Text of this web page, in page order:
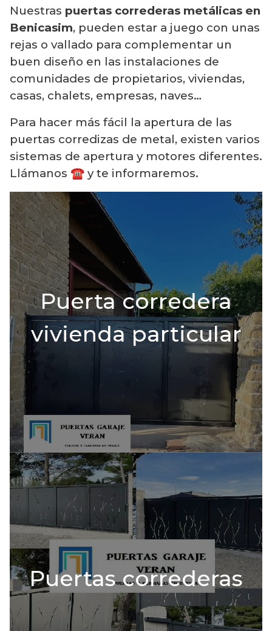
Nuestras puertas correderas metálicas en
Benicasim, pueden estar a juego con unas
rejas o vallado para complementar un
buen diseño en las instalaciones de
comunidades de propietarios, viviendas,
casas, chalets, empresas, naves…
Para hacer más fácil la apertura de las
puertas corredizas de metal, existen varios
sistemas de apertura y motores diferentes.
Llámanos ☎️ y te informaremos.
Puerta corredera
vivienda particular
Puertas correderas